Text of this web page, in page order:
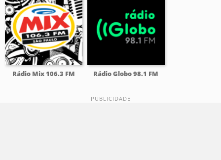
Rádio Mix 106.3 FM Rádio Globo 98.1 FM